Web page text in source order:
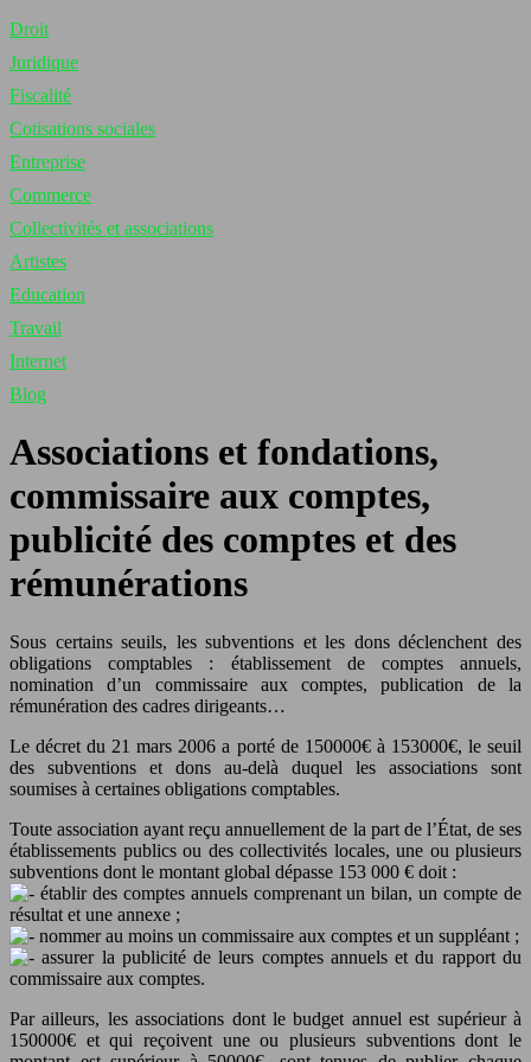
Droit
Juridique
Fiscalité
Cotisations sociales
Entreprise
Commerce
Collectivités et associations
Artistes
Education
Travail
Internet
Blog
Associations et fondations,
commissaire aux comptes,
publicité des comptes et des
rémunérations
Sous certains seuils, les subventions et les dons déclenchent des
obligations comptables : établissement de comptes annuels,
nomination d’un commissaire aux comptes, publication de la
rémunération des cadres dirigeants…
Le décret du 21 mars 2006 a porté de 150000€ à 153000€, le seuil
des subventions et dons au-delà duquel les associations sont
soumises à certaines obligations comptables.
Toute association ayant reçu annuellement de la part de l’État, de ses
établissements publics ou des collectivités locales, une ou plusieurs
subventions dont le montant global dépasse 153 000 € doit :
établir des comptes annuels comprenant un bilan, un compte de
résultat et une annexe ;
nommer au moins un commissaire aux comptes et un suppléant ;
assurer la publicité de leurs comptes annuels et du rapport du
commissaire aux comptes.
Par ailleurs, les associations dont le budget annuel est supérieur à
150000€ et qui reçoivent une ou plusieurs subventions dont le